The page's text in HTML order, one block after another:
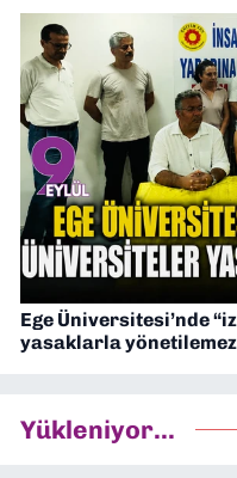
Ege Üniversitesi’nde
yasaklarla yönetilemez
Yükleniyor...